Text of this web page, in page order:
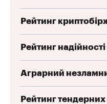
Рейтинг
Рейтинг
Аграрний
Рейтинг тендерних